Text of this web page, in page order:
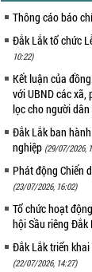
Thông cáo báo
Đắk Lắk tổ chức
10:22)
Kết luận của
với UBND các xã,
lọc cho người
Đắk Lắk ban
nghiệp (29/07/2026,
Phát động Chiến
(23/07/2026, 16:02)
Tổ chức hoạt
hội Sầu riêng
Đắk Lắk triển khai
(22/07/2026, 14:27)